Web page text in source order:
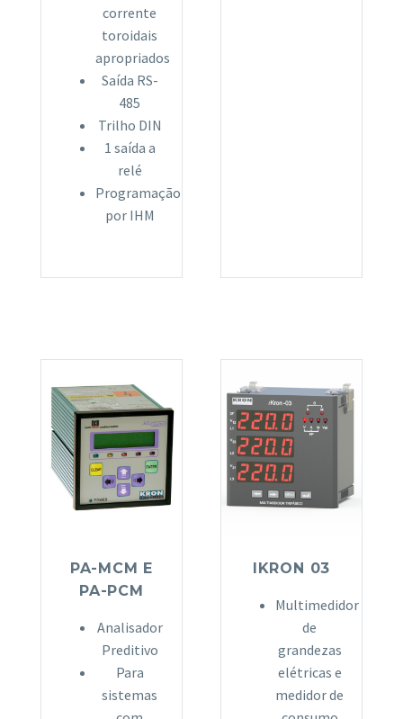
corrente
toroidais
apropriados
Saída RS-
485
Trilho DIN
1 saída a
relé
Programação
por IHM
PA-MCM E
PA-PCM
Analisador
Preditivo
Para
sistemas
IKRON 03
Multimedidor
de
grandezas
elétricas e
medidor de